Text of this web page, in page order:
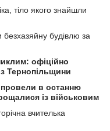
тіло якого знайшли
будівлю за
офіційно
Тернопільщини
провели в останню
із військовим
вчителька